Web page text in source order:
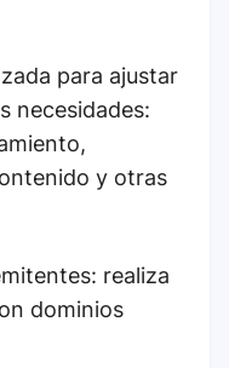
para ajustar
necesidades:
y otras
realiza
dominios